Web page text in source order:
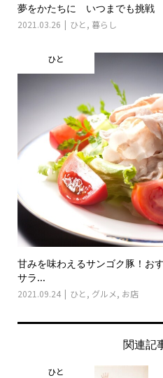
夢をかたちに いつまでも挑戦
2021.03.26 ひと , 暮らし
ひと
甘みを味わえるサンゴク豚！お
サラ...
2021.09.24 ひと , グルメ, お店
関連記
ひと